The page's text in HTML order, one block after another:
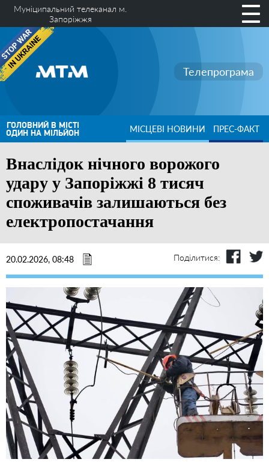
Муніципальний телеканал м.
Запоріжжя
Телепрограма
ГОЛОВНИЙ В МІСТІ
ОДИН НА МІЛЬЙОН МІСЦЕВІ НОВИНИ ПРЕС-ФАКТ
Внаслідок нічного ворожого
удару у Запоріжжі 8 тисяч
споживачів залишаються без
електропостачання
20.02.2026, 08:48 Поділитися: